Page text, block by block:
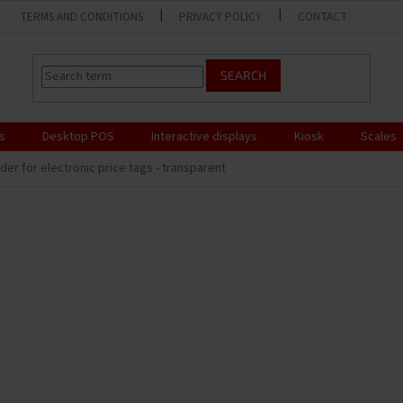
TERMS AND CONDITIONS PRIVACY POLICY CONTACT
SEARCH
Desktop POS Interactive displays Kiosk Scales
for electronic price tags - transparent